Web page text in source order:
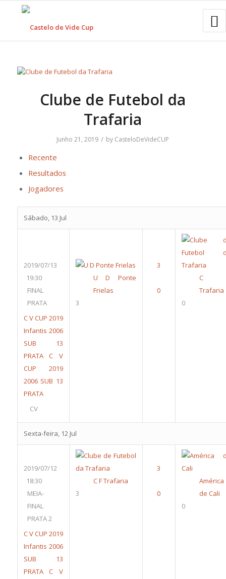
Clube de Futebol da
Trafaria
Junho 21, 2019 / by CasteloDeVideCUP
Recente
Resultados
Jogadores
Sábado, 13 Jul
2019/07/13
19:30
FINAL
PRATA
C V CUP 2019
Infantis 2006
SUB 13
PRATA
C V
CUP 2019
2006 SUB 13
PRATA
CV
U D Ponte
Frielas
3
C
Trafaria
0
Sexta-feira, 12 Jul
2019/07/12
18:30
MEIA-
FINAL
PRATA 2
C V CUP 2019
Infantis 2006
SUB 13
PRATA
C V
C F Trafaria
3
América
de Cali
0